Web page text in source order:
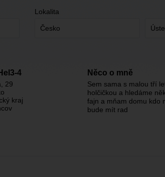
Lokalita
4
, 29
kraj
Něco o mně
Sem sama s malou tří
holčičkou a hledáme
fajn a mňam domu kdo
bude mít rad